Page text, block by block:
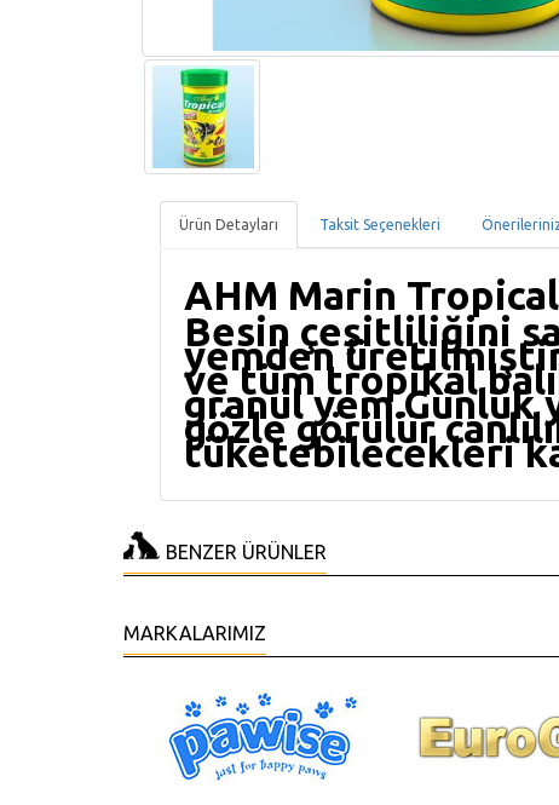
Ürün Detayları Taksit Seçenekleri
AHM Marin
Besin çeşitliliğini
yemden
ve tüm tropikal
granül yem.Günlük
gözle görülür
tüketebilecekleri
BENZER ÜRÜNLER
MARKALARIMIZ